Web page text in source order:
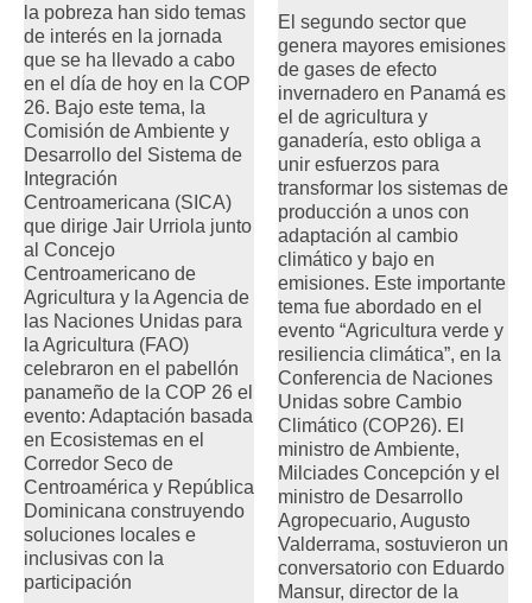
la pobreza han sido temas
de interés en la jornada
que se ha llevado a cabo
en el día de hoy en la COP
26. Bajo este tema, la
Comisión de Ambiente y
Desarrollo del Sistema de
Integración
Centroamericana (SICA)
que dirige Jair Urriola junto
al Concejo
Centroamericano de
Agricultura y la Agencia de
las Naciones Unidas para
la Agricultura (FAO)
celebraron en el pabellón
panameño de la COP 26 el
evento: Adaptación basada
en Ecosistemas en el
Corredor Seco de
Centroamérica y República
Dominicana construyendo
soluciones locales e
inclusivas con la
participación
El segundo sector que
genera mayores emisiones
de gases de efecto
invernadero en Panamá es
el de agricultura y
ganadería, esto obliga a
unir esfuerzos para
transformar los sistemas de
producción a unos con
adaptación al cambio
climático y bajo en
emisiones. Este importante
tema fue abordado en el
evento “Agricultura verde y
resiliencia climática”, en la
Conferencia de Naciones
Unidas sobre Cambio
Climático (COP26). El
ministro de Ambiente,
Milciades Concepción y el
ministro de Desarrollo
Agropecuario, Augusto
Valderrama, sostuvieron un
conversatorio con Eduardo
Mansur, director de la